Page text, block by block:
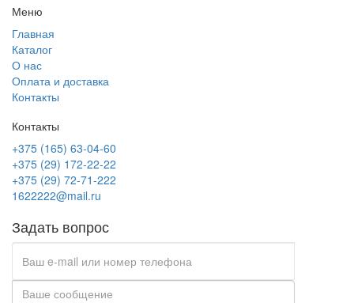
Меню
Главная
Каталог
О нас
Оплата и доставка
Контакты
Контакты
+375 (165) 63-04-60
+375 (29) 172-22-22
+375 (29) 72-71-222
1622222@mail.ru
Задать вопрос